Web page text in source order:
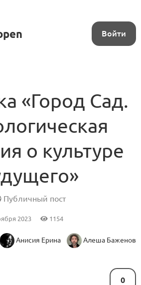
Войти
«Город Сад.
о культуре
Публичный пост
2023 1154
Анисия Ерина Алеша Баженов
0